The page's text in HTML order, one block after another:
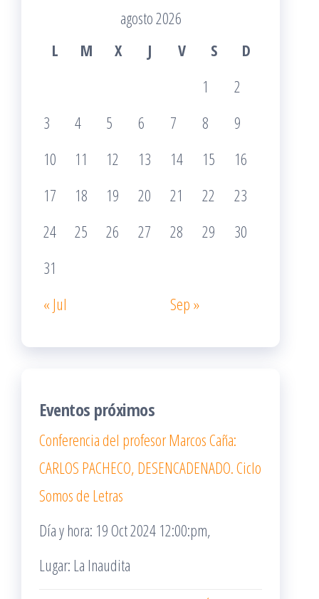
agosto 2026
L
M X J V S
D
1
2
3
4 5 6 7 8
9
10
11 12 13 14 15
16
17
18 19 20 21 22
23
24
25 26 27 28 29
30
31
« Jul
Sep »
Eventos próximos
Conferencia del profesor Marcos Caña:
CARLOS PACHECO, DESENCADENADO. Ciclo
Somos de Letras
Día y hora: 19 Oct 2024 12:00:pm,
Lugar: La Inaudita